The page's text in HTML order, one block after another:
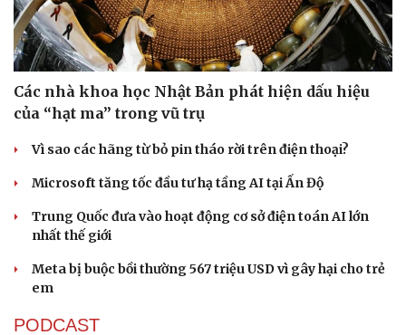
Các nhà khoa học Nhật Bản phát hiện dấu hiệu
của “hạt ma” trong vũ trụ
Vì sao các hãng từ bỏ pin tháo rời trên điện thoại?
Microsoft tăng tốc đầu tư hạ tầng AI tại Ấn Độ
Trung Quốc đưa vào hoạt động cơ sở điện toán AI lớn
nhất thế giới
Meta bị buộc bồi thường 567 triệu USD vì gây hại cho trẻ
em
PODCAST